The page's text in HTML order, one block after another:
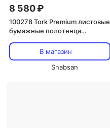
8 580 ₽
100278 Tork Premium листовые
бумажные полотенца
ультрамягкие Система H3
В магазин
Snabsan